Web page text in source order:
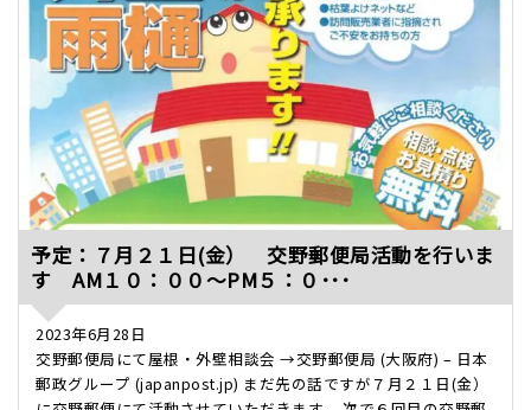
予定：７月２１日(金） 交野郵便局活動を行いま
す AM１０：００～PM５：０･･･
2023年6月28日
交野郵便局にて屋根・外壁相談会 →交野郵便局 (大阪府) – 日本
郵政グループ (japanpost.jp) まだ先の話ですが７月２１日(金）